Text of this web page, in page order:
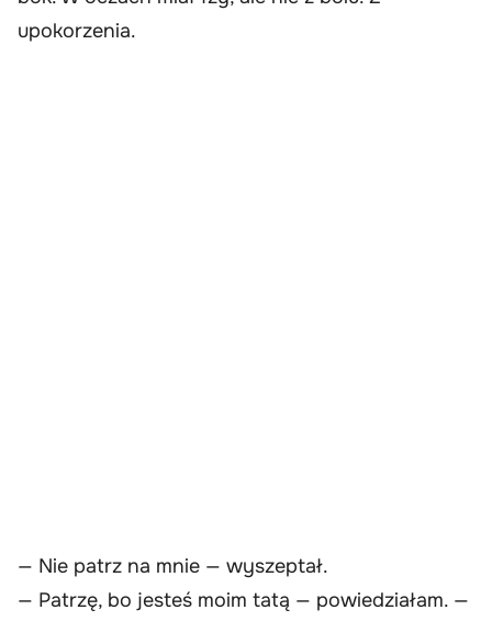
upokorzenia.
— Nie patrz na mnie — wyszeptał.
— Patrzę, bo jesteś moim tatą — powiedziałam. —